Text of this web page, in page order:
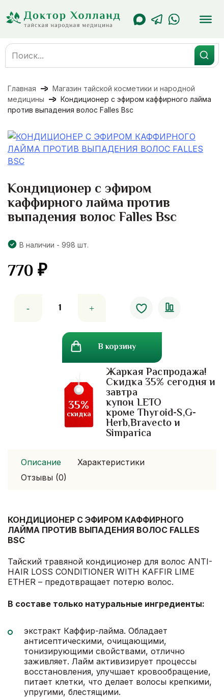
содержанию
Search
for:
Главная
Магазин тайской косметики и народной
медицины
Кондиционер с эфиром каффирного лайма
против выпадения волос Falles Bsc
Кондиционер с эфиром
каффирного лайма против
выпадения волос Falles Bsc
В наличии - 998 шт.
770₽
товара
каффирного
В корзину
Жаркая Распродажа!
Скидка 35% сегодня и
завтра
купон LETO
кроме Thyroid-S,G-
Herb,Bravecto и
Simparica
35%
скидка
Описание
Характеристики
Отзывы (0)
КОНДИЦИОНЕР С ЭФИРОМ КАФФИРНОГО
ЛАЙМА ПРОТИВ ВЫПАДЕНИЯ ВОЛОС FALLES
BSC
Тайский травяной кондиционер для волос ANTI-
HAIR LOSS CONDITIONER WITH KAFFIR LIME
ETHER – предотвращает потерю волос.
В составе только натуральные ингредиенты:
экстракт Каффир-лайма. Обладает
антисептическими, очищающими,
тонизирующими свойствами, отлично
заживляет. Лайм активизирует процессы
восстановления, улучшает кровообращение,
питает клетки, что делает волосы крепкими,
упругими, блестящими.